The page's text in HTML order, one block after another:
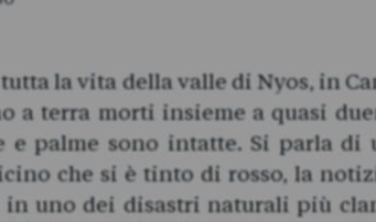
tutta la vita della valle di Nyos, in
a terra morti insieme a quasi
e palme sono intatte. Si parla di
che si è tinto di rosso, la
in uno dei disastri naturali più